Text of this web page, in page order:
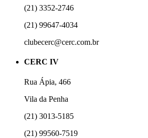
(21) 3352-2746
(21) 99647-4034
clubecerc@cerc.com.br
CERC IV
Rua Ápia, 466
Vila da Penha
(21) 3013-5185
(21) 99560-7519